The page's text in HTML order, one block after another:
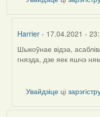
Harrier - 17.04.2021 -
In
reply
Feather
Шыкоўнае відэа,
гнязда, дзе яек яшчэ
Увайдзіце ці